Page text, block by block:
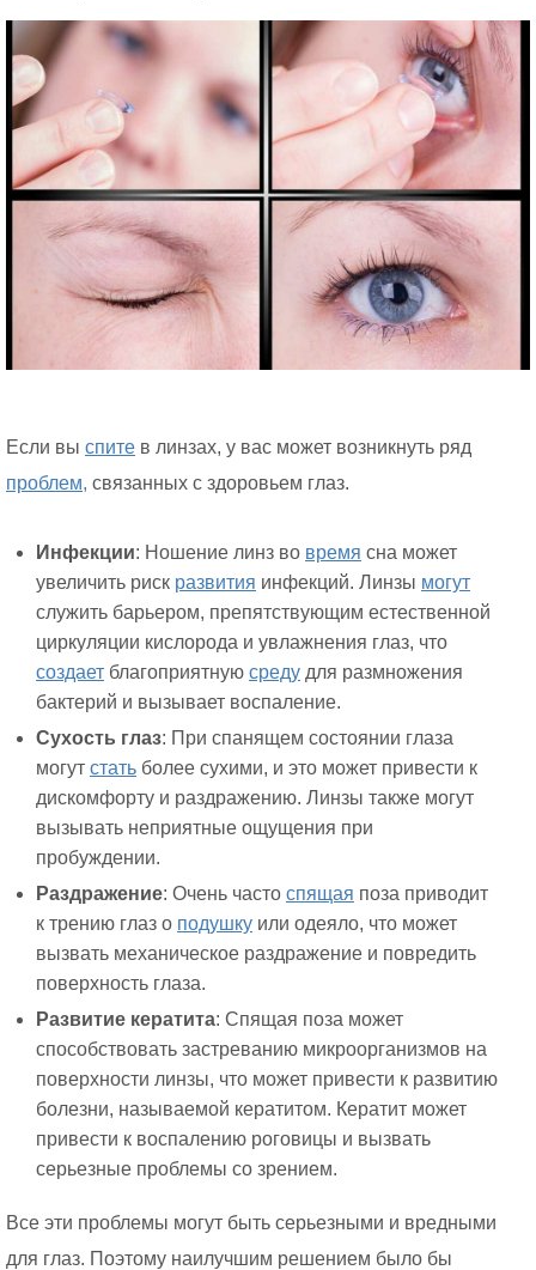
Если вы спите в линзах, у вас может возникнуть ряд
проблем, связанных с здоровьем глаз.
Инфекции: Ношение линз во время сна может
увеличить риск развития инфекций. Линзы могут
служить барьером, препятствующим естественной
циркуляции кислорода и увлажнения глаз, что
создает благоприятную среду для размножения
бактерий и вызывает воспаление.
Сухость глаз: При спанящем состоянии глаза
могут стать более сухими, и это может привести к
дискомфорту и раздражению. Линзы также могут
вызывать неприятные ощущения при
пробуждении.
Раздражение: Очень часто спящая поза приводит
к трению глаз о подушку или одеяло, что может
вызвать механическое раздражение и повредить
поверхность глаза.
Развитие кератита: Спящая поза может
способствовать застреванию микроорганизмов на
поверхности линзы, что может привести к развитию
болезни, называемой кератитом. Кератит может
привести к воспалению роговицы и вызвать
серьезные проблемы со зрением.
Все эти проблемы могут быть серьезными и вредными
для глаз. Поэтому наилучшим решением было бы